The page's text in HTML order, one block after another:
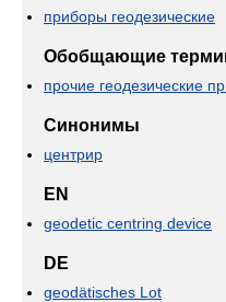
приборы геодезические
Обобщающие
прочие геодезические
Синонимы
центрир
EN
geodetic centring device
DE
geodätisches Lot